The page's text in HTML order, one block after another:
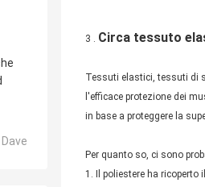
3 . Circa tessuto
Tessuti elastici, tessuti di
l'efficace protezione dei
in base a proteggere la
Per quanto so, ci sono
1. Il poliestere ha